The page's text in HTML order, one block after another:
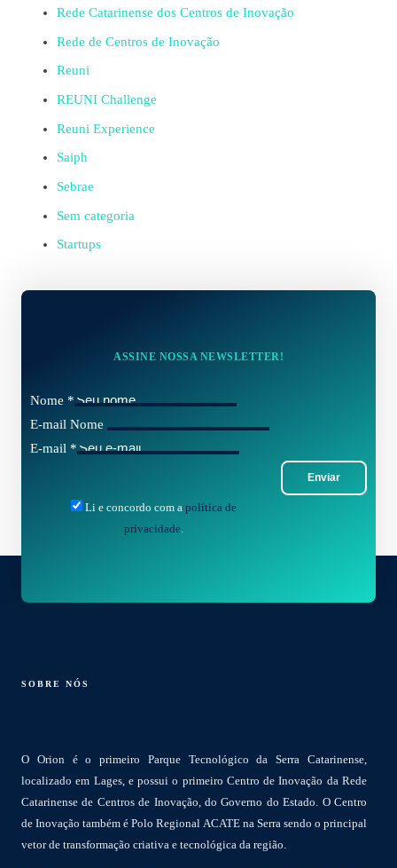
Rede Catarinense dos Centros de Inovação
Rede de Centros de Inovação
Reuni
REUNI Challenge
Reuni Experience
Saiph
Sebrae
Sem categoria
Startups
ASSINE NOSSA NEWSLETTER!
Nome *
E-mail Nome
E-mail *
Enviar
Li e concordo com a política de
privacidade.
SOBRE NÓS
O Orion é o primeiro Parque Tecnológico da Serra Catarinense,
localizado em Lages, e possui o primeiro Centro de Inovação da Rede
Catarinense de Centros de Inovação, do Governo do Estado. O Centro
de Inovação também é Polo Regional ACATE na Serra sendo o principal
vetor de transformação criativa e tecnológica da região.